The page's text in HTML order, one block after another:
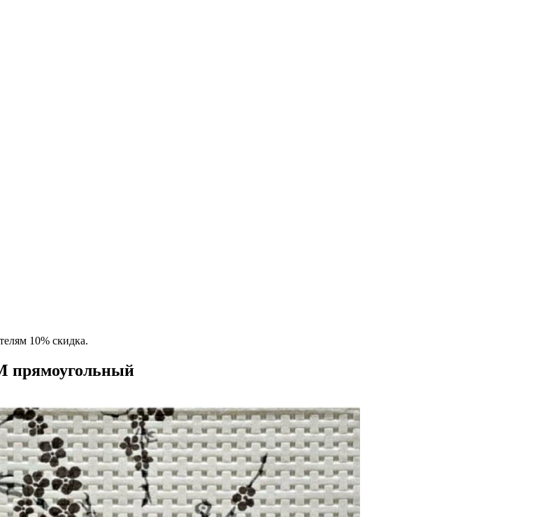
10% скидка.
прямоугольный